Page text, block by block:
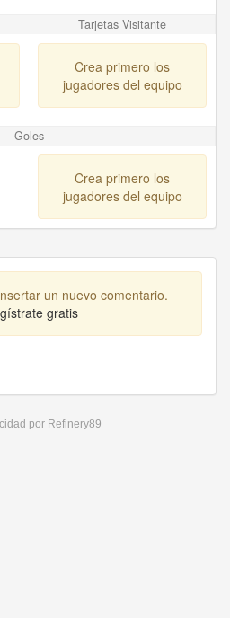
Tarjetas Visitante
Crea primero los
jugadores del equipo
Goles
Crea primero los
jugadores del equipo
un nuevo comentario.
gratis
por Refinery89